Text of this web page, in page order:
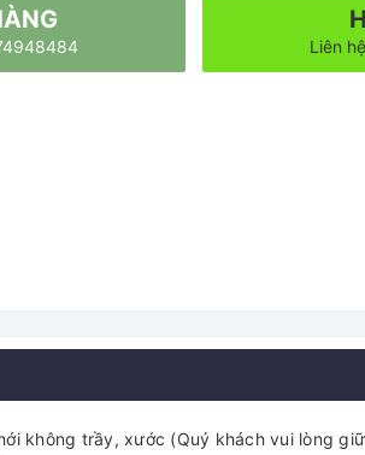
Liên
không trầy, xước (Quý khách vui lòng